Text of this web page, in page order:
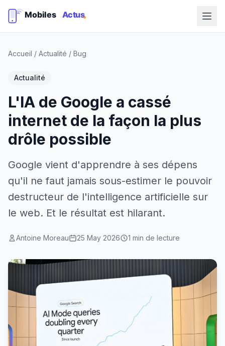
Accueil / Actualité / Bug
Actualité
L'IA de Google a cassé
internet de la façon la plus
drôle possible
Google vient d'apprendre à ses dépens
qu'il ne faut jamais sous-estimer le pouvoir
destructeur de l'intelligence artificielle sur
le web. Et le résultat est hilarant.
Antoine Moreau 25 May 2026 1 min de lecture